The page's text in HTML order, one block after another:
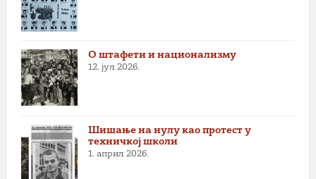
О штафети и национализму
12. јул 2026.
Шишање на нулу као протест у
техничкој школи
1. април 2026.